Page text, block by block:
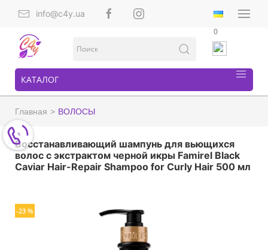
info@c4y.ua
0
КАТАЛОГ
Главная ВОЛОСЫ
Восстанавливающий шампунь для вьющихся
волос с экстрактом черной икры Famirel Black
Caviar Hair-Repair Shampoo for Curly Hair 500 мл
-23 %